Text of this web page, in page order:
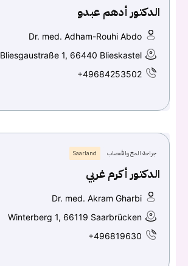
الدكتور أدهم عبدو
Dr. med. Adham-Rouhi Abdo
Bliesgaustraße 1, 66440 Blieskastel
+49684253502
جراحة المخ والأعصاب Saarland
الدكتور أكرم غربي
Dr. med. Akram Gharbi
Winterberg 1, 66119 Saarbrücken
+496819630